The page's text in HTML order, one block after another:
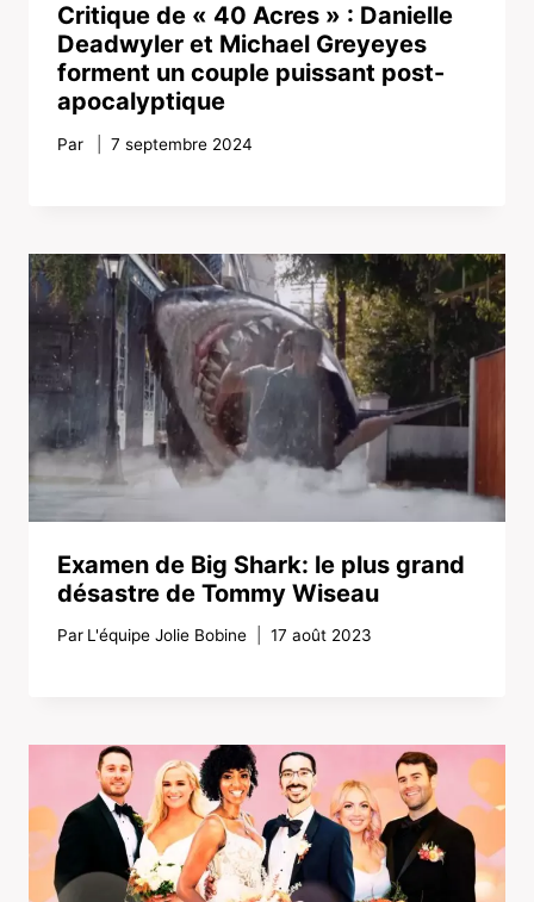
Critique de « 40 Acres » : Danielle
Deadwyler et Michael Greyeyes
forment un couple puissant post-
apocalyptique
Par 7 septembre 2024
Examen de Big Shark: le plus grand
désastre de Tommy Wiseau
Par L'équipe Jolie Bobine 17 août 2023